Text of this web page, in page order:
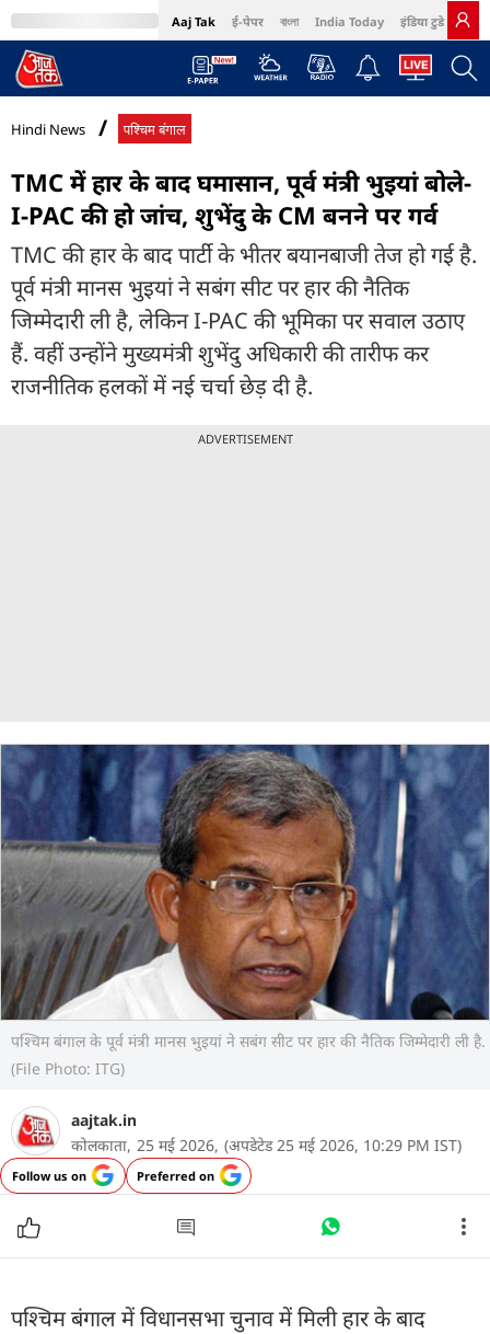
Aaj Tak ई-पेपर বাংলা India Today इंडिया टुडे हिंदी
MumbaiTak Cosmopolitan Harper's Bazaar Northeast
Hindi News पश्चिम बंगाल
TMC में हार के बाद घमासान, पूर्व मंत्री भुइयां बोले-
I-PAC की हो जांच, शुभेंदु के CM बनने पर गर्व
TMC की हार के बाद पार्टी के भीतर बयानबाजी तेज हो गई है.
पूर्व मंत्री मानस भुइयां ने सबंग सीट पर हार की नैतिक
जिम्मेदारी ली है, लेकिन I-PAC की भूमिका पर सवाल उठाए
हैं. वहीं उन्होंने मुख्यमंत्री शुभेंदु अधिकारी की तारीफ कर
राजनीतिक हलकों में नई चर्चा छेड़ दी है.
ADVERTISEMENT
पश्चिम बंगाल के पूर्व मंत्री मानस भुइयां ने सबंग सीट पर हार की नैतिक जिम्मेदारी ली है.
(File Photo: ITG)
aajtak.in
कोलकाता, 25 मई 2026, (अपडेटेड 25 मई 2026, 10:29 PM IST)
Follow us on Preferred on
पश्चिम बंगाल में विधानसभा चुनाव में मिली हार के बाद